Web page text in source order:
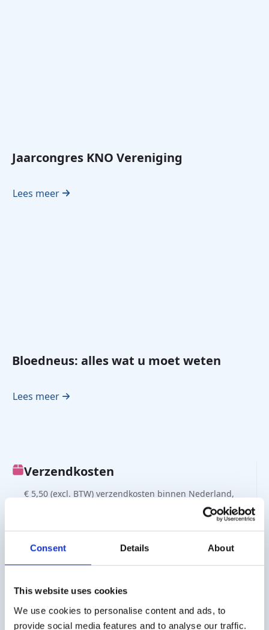
Consent Details About
This website uses cookies
We use cookies to personalise content and ads, to
provide social media features and to analyse our traffic.
Jaarcongres KNO Vereniging
Lees meer
Bloedneus: alles wat u moet weten
Lees meer
Verzendkosten
€ 5,50 (excl. BTW) verzendkosten binnen Nederland,
gratis verzending vanaf € 50,- (excl. BTW). België € 10,-
Zakelijke klant?
voor een offerte of bestel op rekening via de webshop.
Vragen?